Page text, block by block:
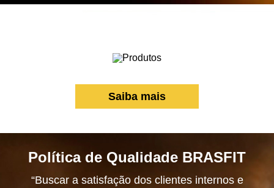
Saiba mais
Política de Qualidade BRASFIT
“Buscar a satisfação dos clientes internos e